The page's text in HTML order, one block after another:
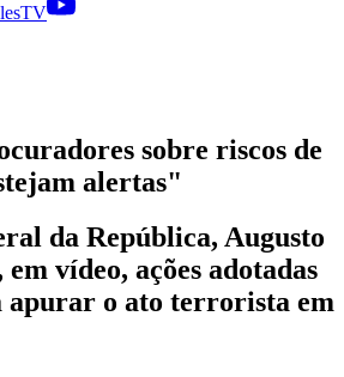
sobre riscos de
alertas"
da República, Augusto
vídeo, ações adotadas
apurar o ato terrorista em